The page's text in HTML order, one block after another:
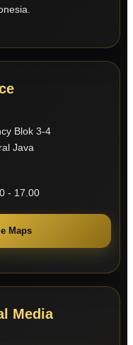
Blok 3-4
Java
- 17.00
Maps
Media